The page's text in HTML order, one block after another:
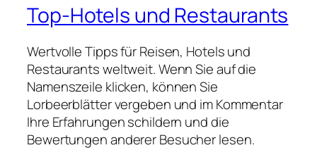
Top-Hotels und Restaurants
Wertvolle Tipps für Reisen, Hotels und
Restaurants weltweit. Wenn Sie auf die
Namenszeile klicken, können Sie
Lorbeerblätter vergeben und im Kommentar
Ihre Erfahrungen schildern und die
Bewertungen anderer Besucher lesen.